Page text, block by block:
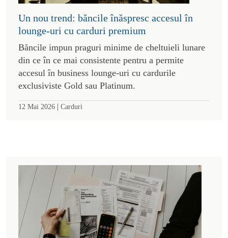
Un nou trend: băncile înăspresc accesul în
lounge-uri cu carduri premium
Băncile impun praguri minime de cheltuieli lunare
din ce în ce mai consistente pentru a permite
accesul în business lounge-uri cu cardurile
exclusiviste Gold sau Platinum.
12 Mai 2026 | Carduri